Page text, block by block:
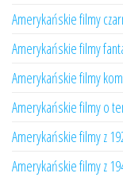
Amerykańskie filmy
Amerykańskie filmy
Amerykańskie filmy
Amerykańskie filmy o
Amerykańskie filmy z
Amerykańskie filmy z